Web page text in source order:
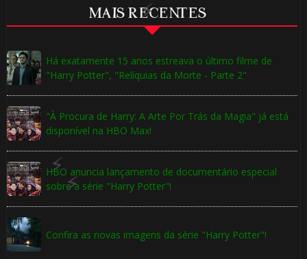
MAIS RECENTES
Há exatamente 15 anos estreava o último filme de
"Harry Potter", "Relíquias da Morte - Parte 2"
"À Procura de Harry: A Arte Por Trás da Magia" já está
disponível na HBO Max!
HBO anuncia lançamento de documentário especial
sobre a série "Harry Potter"!
Confira as novas imagens da série "Harry Potter"!